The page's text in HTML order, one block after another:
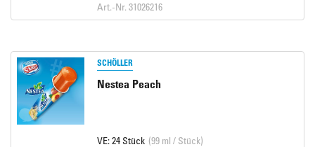
Art.-Nr. 31026216
SCHÖLLER
Nestea Peach
VE: 24 Stück (99 ml / Stück)